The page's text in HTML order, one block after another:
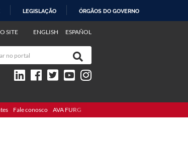
LEGISLAÇÃO ÓRGÃOS DO GOVERNO
ENGLISH ESPAÑOL
SITE
Fale conosco AVA FURG